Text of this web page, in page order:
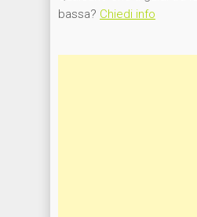
bassa? Chiedi info